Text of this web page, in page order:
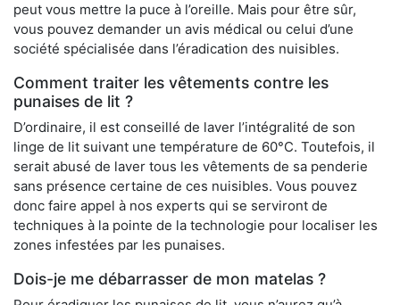
peut vous mettre la puce à l’oreille. Mais pour être sûr,
vous pouvez demander un avis médical ou celui d’une
société spécialisée dans l’éradication des nuisibles.
Comment traiter les vêtements contre les
punaises de lit ?
D’ordinaire, il est conseillé de laver l’intégralité de son
linge de lit suivant une température de 60°C. Toutefois, il
serait abusé de laver tous les vêtements de sa penderie
sans présence certaine de ces nuisibles. Vous pouvez
donc faire appel à nos experts qui se serviront de
techniques à la pointe de la technologie pour localiser les
zones infestées par les punaises.
Dois-je me débarrasser de mon matelas ?